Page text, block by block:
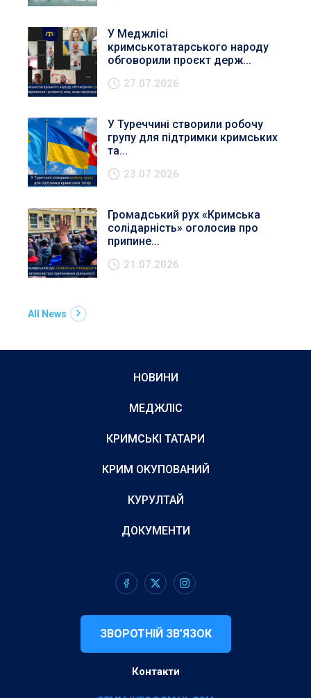
У Меджлісі
кримськотатарського народу
обговорили проєкт держ...
27.07.2026
У Туреччині створили робочу
групу для підтримки кримських
та...
23.07.2026
Громадський рух «Кримська
солідарність» оголосив про
припине...
21.07.2026
All News
НОВИНИ
МЕДЖЛІС
КРИМСЬКІ ТАТАРИ
КРИМ ОКУПОВАНИЙ
КУРУЛТАЙ
ДОКУМЕНТИ
ЗВОРОТНІЙ ЗВ’ЯЗОК
Контакти